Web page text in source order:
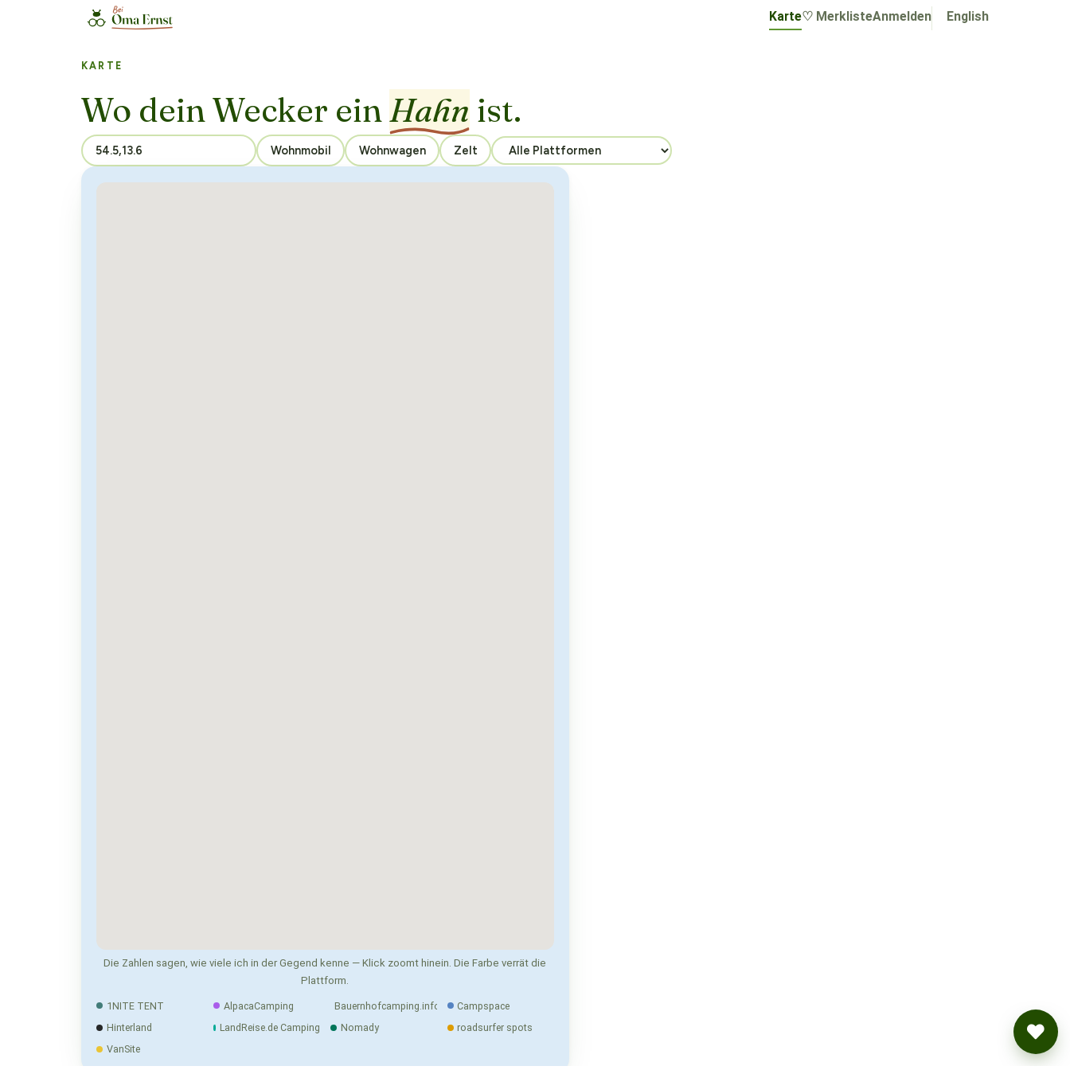
Karte♡ MerklisteAnmelden English
KARTE
Wo dein Wecker einHahn ist.
Wohnmobil Wohnwagen Zelt
Die Zahlen sagen, wie viele ich in der Gegend kenne — Klick zoomt hinein. Die Farbe verrät die
Plattform.
1NITE TENT AlpacaCamping Bauernhofcamping.info
Campspace
Hinterland
LandReise.de Camping Nomady
roadsurfer spots
VanSite